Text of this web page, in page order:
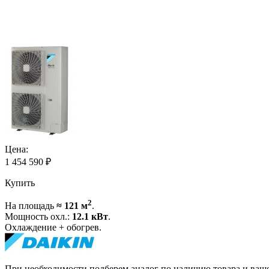
Цена:
1 454 590 ₽
Купить
На площадь ≈ 121 м2.
Мощность охл.: 12.1 кВт.
Охлаждение + обогрев.